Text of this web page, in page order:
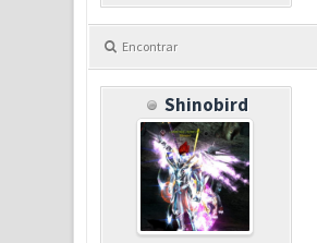
Encontrar
Shinobird